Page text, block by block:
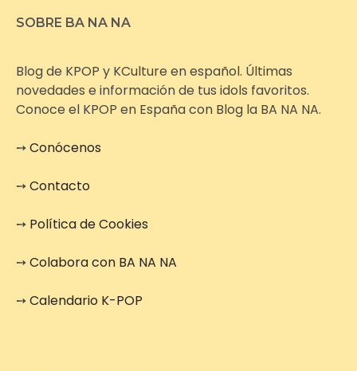
SOBRE BA NA NA
Blog de KPOP y KCulture en español. Últimas
novedades e información de tus idols favoritos.
Conoce el KPOP en España con Blog la BA NA NA.
➙Conócenos
➙Contacto
➙ Política de Cookies
➙Colabora con BA NA NA
➙Calendario K-POP